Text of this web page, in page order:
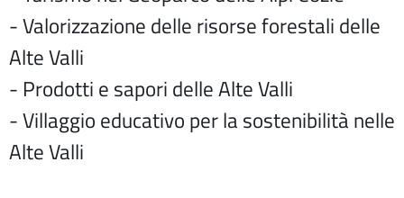
- Valorizzazione delle risorse forestali delle
Alte Valli
- Prodotti e sapori delle Alte Valli
- Villaggio educativo per la sostenibilità nelle
Alte Valli